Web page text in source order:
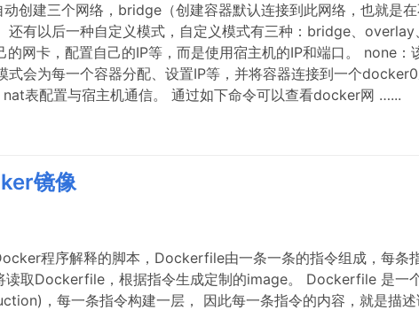
创建三个网络，bridge（创建容器默认连接到此网络，也就是
有以后一种自定义模式，自定义模式有三种：bridge、overlay
网卡，配置自己的IP等，而是使用宿主机的IP和端口。 none：
会为每一个容器分配、设置IP等，并将容器连接到一个
表配置与宿主机通信。 通过如下命令可以查看docker网 …...
镜像
程序解释的脚本，Dockerfile由一条一条的指令组成，每条
读取Dockerfile，根据指令生成定制的image。 Dockerfile 是一
，每一条指令构建一层， 因此每一条指令的内容，就是描